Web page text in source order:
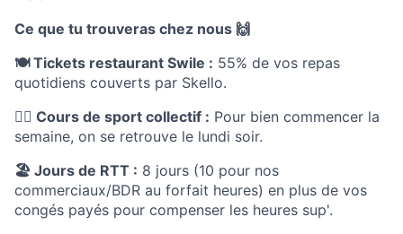
Ce que tu trouveras chez nous 🙌
🍽️ Tickets restaurant Swile : 55% de vos repas
quotidiens couverts par Skello.
🏋️‍♂️ Cours de sport collectif : Pour bien commencer la
semaine, on se retrouve le lundi soir.
🏖️ Jours de RTT : 8 jours (10 pour nos
commerciaux/BDR au forfait heures) en plus de vos
congés payés pour compenser les heures sup'.